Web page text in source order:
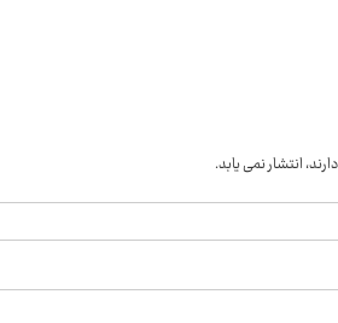
انتشار نمی یابد.